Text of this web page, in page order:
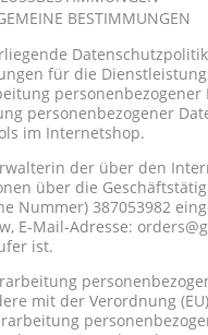
BESTIMMUNGEN
für die
personenbezogener
im Internetshop.
der über den
über die
Nummer) 387053982
E-Mail-Adresse:
ist.
mit der Verordnung